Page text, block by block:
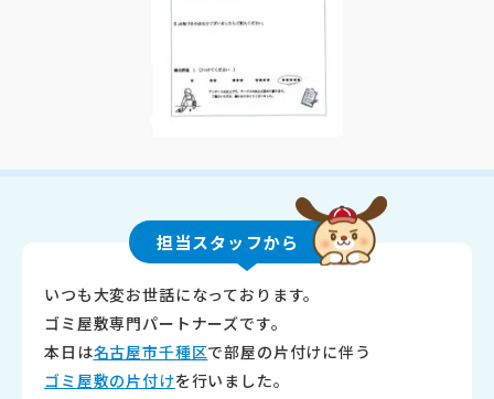
担当スタッフから
いつも大変お世話になっております。
ゴミ屋敷専門パートナーズです。
本日は名古屋市千種区で部屋の片付けに伴う
ゴミ屋敷の片付けを行いました。